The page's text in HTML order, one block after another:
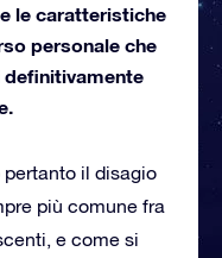
le caratteristiche
personale che
il disagio
più comune fra
e come si